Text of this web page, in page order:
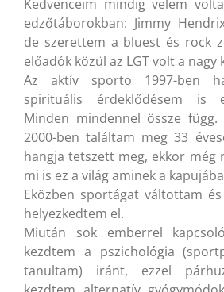
Kedvenceim mindig velem
edzőtáborokban: Jimmy
de szerettem a bluest és rock
előadók közül az LGT volt a nagy
Az aktív sporto 1997-ben
spirituális érdeklődésem is
Minden mindennel össze függ.
2000-ben találtam meg 33
hangja tetszett meg, ekkor még
mi is ez a világ aminek a
Eközben sportágat váltottam
helyezkedtem el.
Miután sok emberrel
kezdtem a pszichológia (
tanultam) iránt, ezzel